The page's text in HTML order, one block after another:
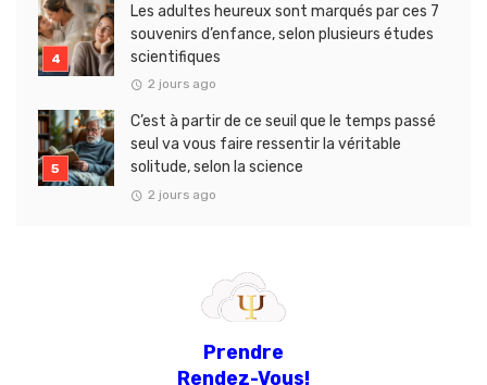
Les adultes heureux sont marqués par ces 7
souvenirs d’enfance, selon plusieurs études
scientifiques
2 jours ago
C’est à partir de ce seuil que le temps passé
seul va vous faire ressentir la véritable
solitude, selon la science
2 jours ago
Prendre
Rendez-Vous!